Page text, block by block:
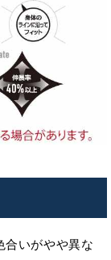
合いがやや異な